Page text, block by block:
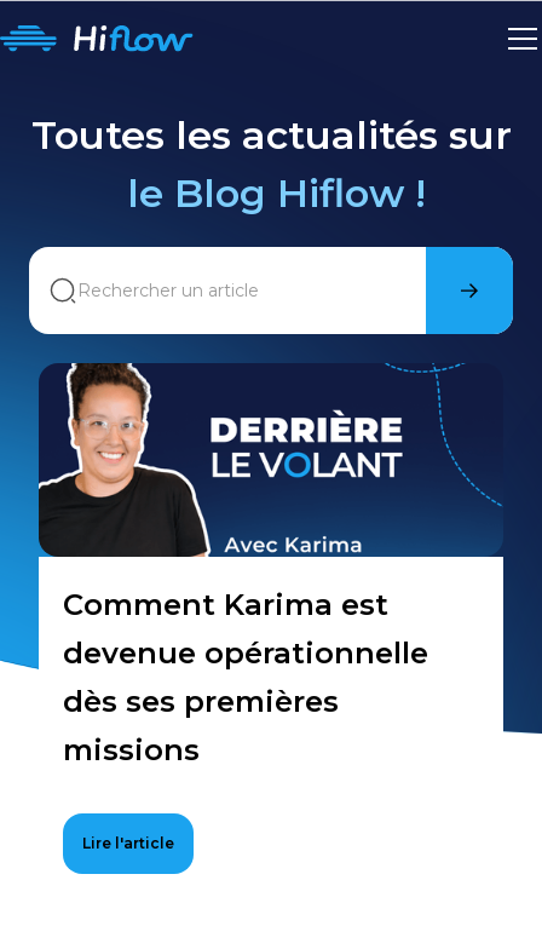
Toutes les actualités sur
le Blog Hiflow !
Comment Karima est
devenue opérationnelle
dès ses premières
missions
Lire l'article